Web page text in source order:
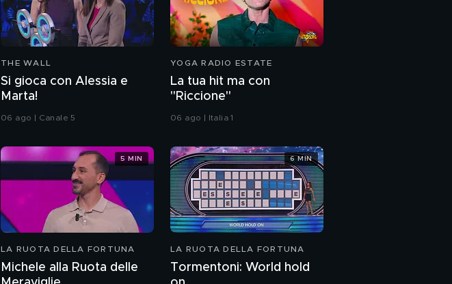
THE WALL
Si gioca con Alessia e
Marta!
06 ago | Canale 5
YOGA RADIO ESTATE
La tua hit ma con
"Riccione"
06 ago | Italia 1
LA RUOTA DELLA FORTUNA
Michele alla Ruota delle
5 MIN
LA RUOTA DELLA FORTUNA
Tormentoni: World hold
6 MIN